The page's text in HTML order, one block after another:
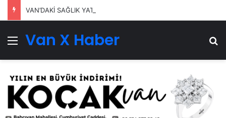
VAN’DAKİ SAĞLIK YATIRIMLARI SÜRÜYOR
Menü
Van X Haber